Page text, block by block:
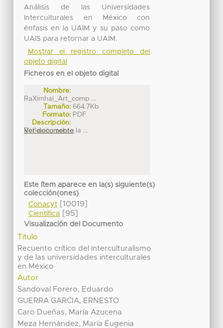
Análisis de las Universidades
Interculturales en México con
énfasis en la UAIM y su paso como
UAIS para retornar a UAIM.
Mostrar el registro completo del
objeto digital
Ficheros en el objeto digital
Nombre:
RaXimhai_Art_comp ...
Tamaño: 664.7Kb
Formato: PDF
Descripción:
Reflexión sobre la ...
Ver documento
Este ítem aparece en la(s) siguiente(s)
colección(ones)
Conacyt[10019]
Científica[95]
Visualización del Documento
Título
Recuento crítico del interculturalismo
y de las universidades interculturales
en México
Autor
Sandoval Forero, Eduardo
GUERRA GARCIA, ERNESTO
Caro Dueñas, María Azucena
Meza Hernández, María Eugenia